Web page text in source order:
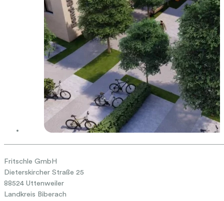
Fritschle GmbH
Dieterskircher Straße 25
88524 Uttenweiler
Landkreis Biberach